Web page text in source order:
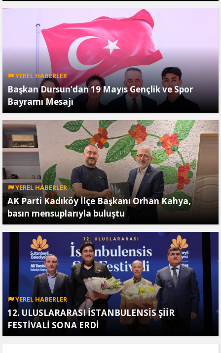
YEREL HABERLER
Başkan Dursun’dan 19 Mayıs Gençlik ve Spor
Bayramı Mesajı
YEREL HABERLER
AK Parti Kadıköy İlçe Başkanı Orhan Kahya,
basın mensuplarıyla buluştu
YEREL HABERLER
12. ULUSLARARASI İSTANBULENSİS ŞİİR
FESTİVALİ SONA ERDİ